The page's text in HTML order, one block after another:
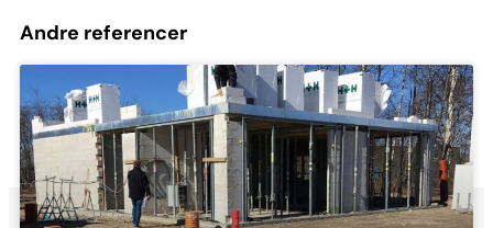
Andre referencer